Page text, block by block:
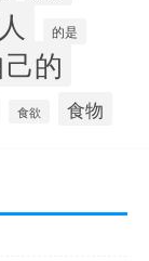
的是
己的
食欲 食物